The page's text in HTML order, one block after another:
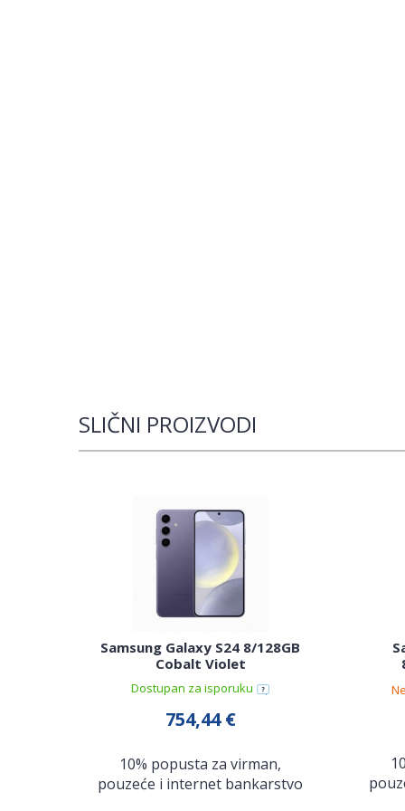
SLIČNI PROIZVODI
Samsung Galaxy S24 8/128GB
Cobalt Violet
Dostupan za isporuku
754,44 €
10% popusta za virman,
pouzeće i internet bankarstvo